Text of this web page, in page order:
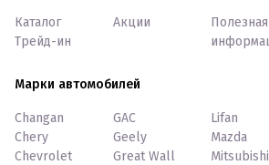
Каталог
Трейд-ин
Акции
Полезная
Марки автомобилей
Changan
Chery
Chevrolet
GAC
Geely
Great Wall
Lifan
Mazda
Mitsubishi